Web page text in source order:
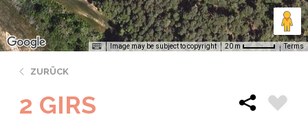
Image may be subject to copyright 20 m Terms
ZURÜCK
2 GIRS